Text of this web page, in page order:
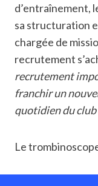
d’entraînement,
sa structuration
chargée de
recrutement
recrutement
franchir un
quotidien du club
Le